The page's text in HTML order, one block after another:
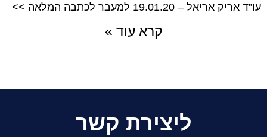
עו”ד אריק אריאל – 19.01.20 למעבר לכתבה המלאה >>
קרא עוד »
ליצירת קשר